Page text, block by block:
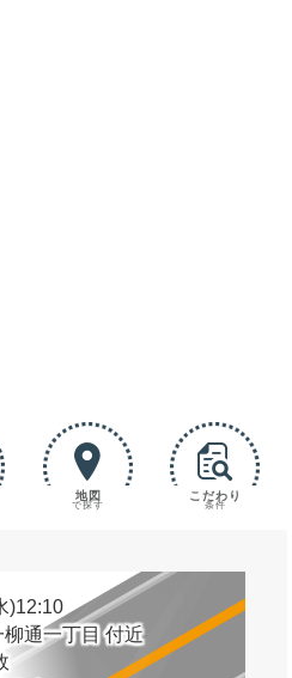
地図
で探す
こだわり
条件
)12:10
通一丁目 付近